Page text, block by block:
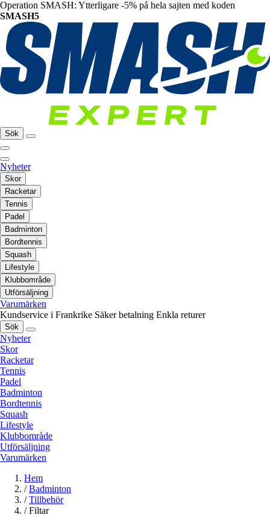
Operation SMASH: Ytterligare -5% på hela sajten med koden
SMASH5
Sök
Nyheter
Skor
Racketar
Tennis
Padel
Badminton
Bordtennis
Squash
Lifestyle
Klubbområde
Utförsäljning
Varumärken
Kundservice i Frankrike Säker betalning Enkla returer
Sök
Nyheter
Skor
Racketar
Tennis
Padel
Badminton
Bordtennis
Squash
Lifestyle
Klubbområde
Utförsäljning
Varumärken
Hem
/ Badminton
/ Tillbehör
/ Filtar